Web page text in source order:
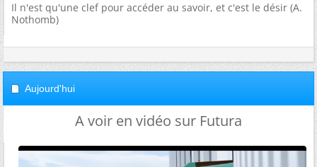
Il n'est qu'une clef pour accéder au savoir, et c'est le désir (A.
Nothomb)
Aujourd'hui
A voir en vidéo sur Futura